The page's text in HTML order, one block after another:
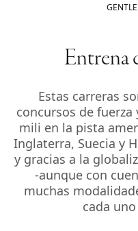
Entrena
Estas carreras
concursos de
mili en la pista
Inglaterra, Suecia y
y gracias a la
-aunque con
muchas
cada